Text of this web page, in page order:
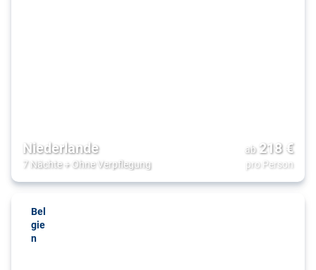
Niederlande
7 Nächte+ Ohne Verpflegung
ab 218€
pro Person
Bel
gie
n